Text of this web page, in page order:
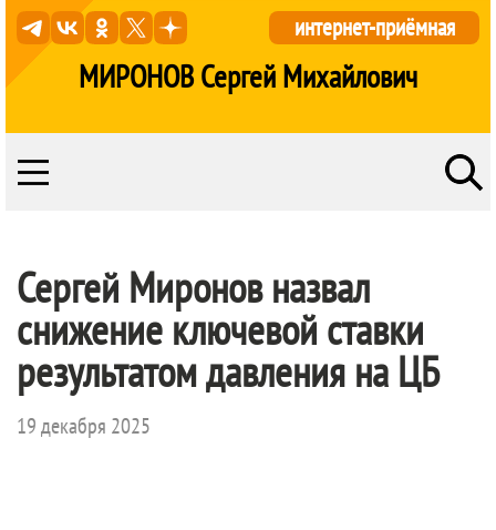
МИРОНОВ Сергей Михайлович
интернет-приёмная
Сергей Миронов назвал
снижение ключевой ставки
результатом давления на ЦБ
19 декабря 2025